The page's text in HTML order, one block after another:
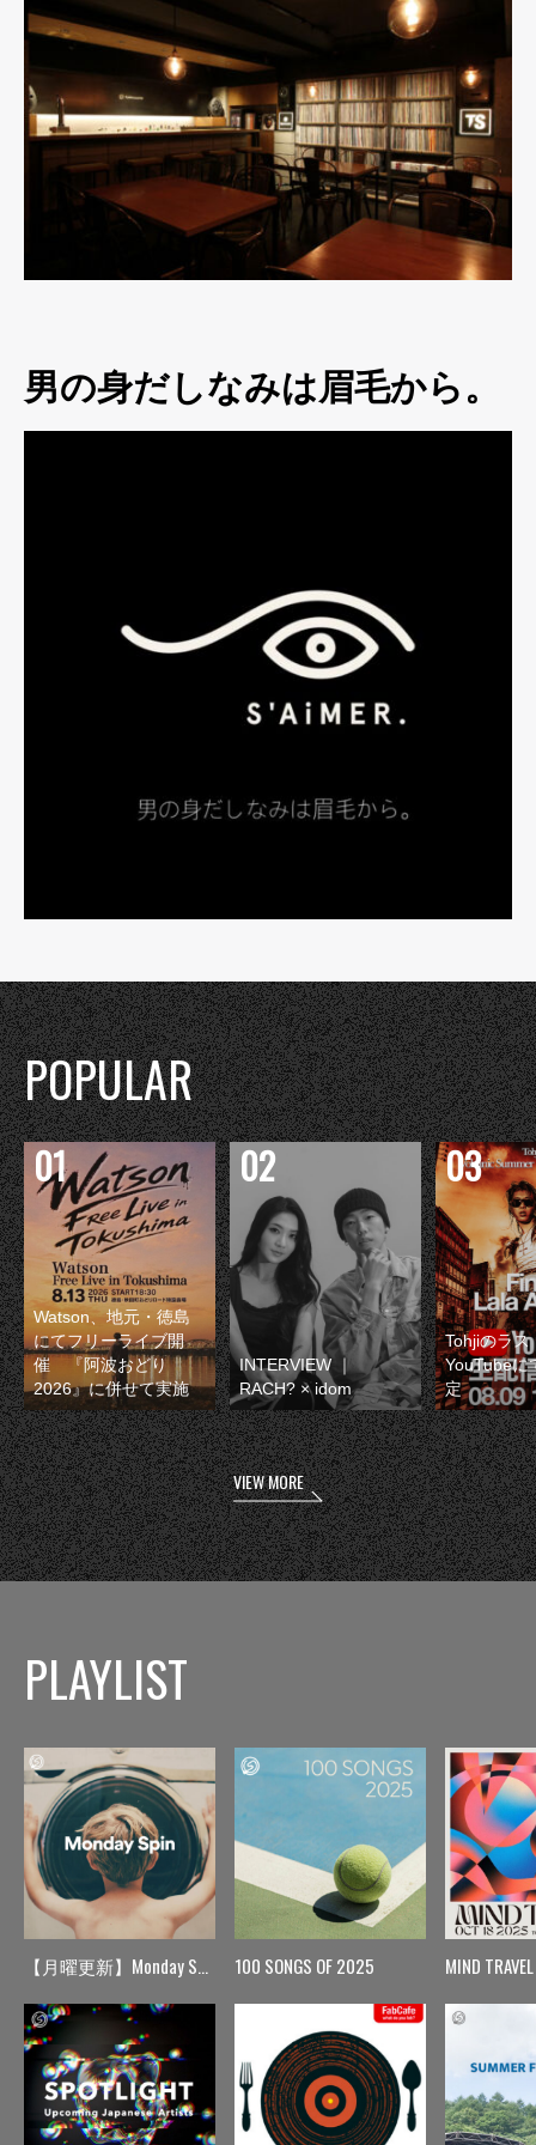
男の身だしなみは眉毛から。
POPULAR
Watson、地元・徳島
にてフリーライブ開
催 『阿波おどり
2026』に併せて実施
INTERVIEW ｜
RACH? × idom
Tohjiのラス
YouTubeに
定
VIEW MORE
PLAYLIST
【月曜更新】Monday Spin 100 SONGS OF 2025 MIND TRAVEL